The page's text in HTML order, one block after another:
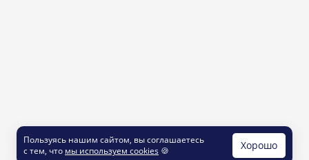
Пользуясь нашим сайтом, вы соглашаетесь
с тем, что мы используем cookies 🍪 Хорошо